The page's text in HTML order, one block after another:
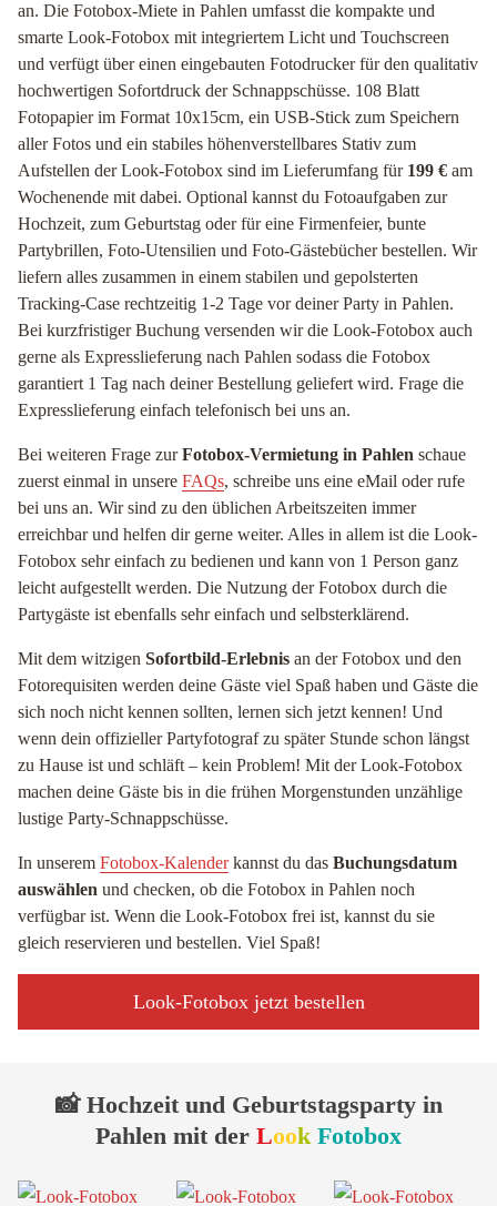
an. Die Fotobox-Miete in Pahlen umfasst die kompakte und
smarte Look-Fotobox mit integriertem Licht und Touchscreen
und verfügt über einen eingebauten Fotodrucker für den qualitativ
hochwertigen Sofortdruck der Schnappschüsse. 108 Blatt
Fotopapier im Format 10x15cm, ein USB-Stick zum Speichern
aller Fotos und ein stabiles höhenverstellbares Stativ zum
Aufstellen der Look-Fotobox sind im Lieferumfang für 199 € am
Wochenende mit dabei. Optional kannst du Fotoaufgaben zur
Hochzeit, zum Geburtstag oder für eine Firmenfeier, bunte
Partybrillen, Foto-Utensilien und Foto-Gästebücher bestellen. Wir
liefern alles zusammen in einem stabilen und gepolsterten
Tracking-Case rechtzeitig 1-2 Tage vor deiner Party in Pahlen.
Bei kurzfristiger Buchung versenden wir die Look-Fotobox auch
gerne als Expresslieferung nach Pahlen sodass die Fotobox
garantiert 1 Tag nach deiner Bestellung geliefert wird. Frage die
Expresslieferung einfach telefonisch bei uns an.
Bei weiteren Frage zurFotobox-Vermietung in Pahlen schaue
zuerst einmal in unsere FAQs, schreibe uns eine eMail oder rufe
bei uns an. Wir sind zu den üblichen Arbeitszeiten immer
erreichbar und helfen dir gerne weiter. Alles in allem ist die Look-
Fotobox sehr einfach zu bedienen und kann von 1 Person ganz
leicht aufgestellt werden. Die Nutzung der Fotobox durch die
Partygäste ist ebenfalls sehr einfach und selbsterklärend.
Mit dem witzigen Sofortbild-Erlebnis an der Fotobox und den
Fotorequisiten werden deine Gäste viel Spaß haben und Gäste die
sich noch nicht kennen sollten, lernen sich jetzt kennen! Und
wenn dein offizieller Partyfotograf zu später Stunde schon längst
zu Hause ist und schläft – kein Problem! Mit der Look-Fotobox
machen deine Gäste bis in die frühen Morgenstunden unzählige
lustige Party-Schnappschüsse.
In unserem Fotobox-Kalenderkannst du das Buchungsdatum
auswählen und checken, ob die Fotobox in Pahlen noch
verfügbar ist. Wenn die Look-Fotobox frei ist, kannst du sie
gleich reservieren und bestellen. Viel Spaß!
Look-Fotobox jetzt bestellen
📸 Hochzeit und Geburtstagsparty in
Pahlen mit der Look Fotobox